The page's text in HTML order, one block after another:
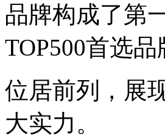
品牌构成了第
TOP500首选
位居前列，展
大实力。